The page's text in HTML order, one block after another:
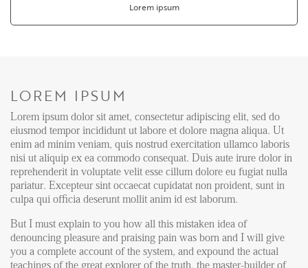
Lorem ipsum
LOREM IPSUM
Lorem ipsum dolor sit amet, consectetur adipiscing elit, sed do
eiusmod tempor incididunt ut labore et dolore magna aliqua. Ut
enim ad minim veniam, quis nostrud exercitation ullamco laboris
nisi ut aliquip ex ea commodo consequat. Duis aute irure dolor in
reprehenderit in voluptate velit esse cillum dolore eu fugiat nulla
pariatur. Excepteur sint occaecat cupidatat non proident, sunt in
culpa qui officia deserunt mollit anim id est laborum.
But I must explain to you how all this mistaken idea of
denouncing pleasure and praising pain was born and I will give
you a complete account of the system, and expound the actual
teachings of the great explorer of the truth, the master-builder of
LOCAL LIFE
OVER ONS
FAQ
Reviews
Werken bij
CONTACT